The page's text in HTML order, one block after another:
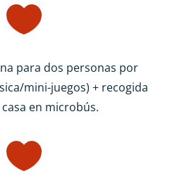

para dos personas por
mini-juegos) + recogida
en microbús.
